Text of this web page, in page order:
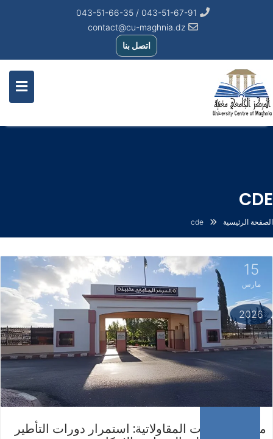
043-51-67-91 / 043-51-66-35
contact@cu-maghnia.dz
اتصل بنا
CDE
الصفحة الرئيسية cde
15
مارس
2026
محور أساسيات المقاولاتية: استمرار دورات التأطير
اقرأ المزيد ...